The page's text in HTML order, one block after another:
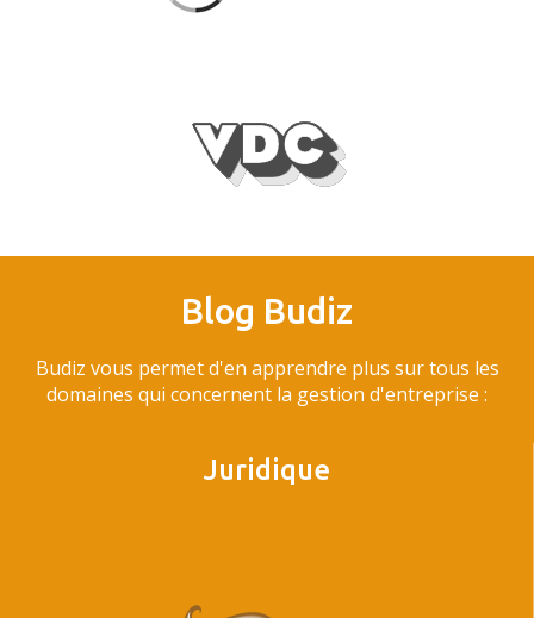
Blog Budiz
Budiz vous permet d'en apprendre plus sur tous les
domaines qui concernent la gestion d'entreprise :
Juridique